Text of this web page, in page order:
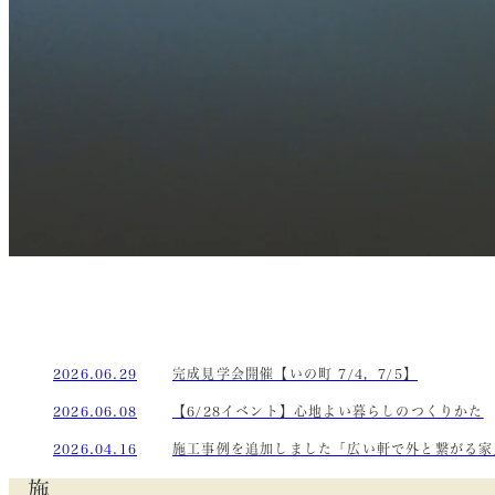
2026.06.29 完成見学会開催【いの町 7/4，7/5】
2026.06.08 【6/28イベント】心地よい暮らしのつくりかた
2026.04.16 施工事例を追加しました「広い軒で外と繋がる